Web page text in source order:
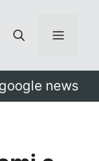
Menu
news